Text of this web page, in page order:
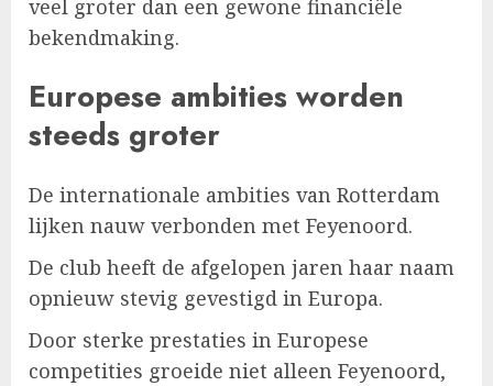
veel groter dan een gewone financiële
bekendmaking.
Europese ambities worden
steeds groter
De internationale ambities van Rotterdam
lijken nauw verbonden met Feyenoord.
De club heeft de afgelopen jaren haar naam
opnieuw stevig gevestigd in Europa.
Door sterke prestaties in Europese
competities groeide niet alleen Feyenoord,